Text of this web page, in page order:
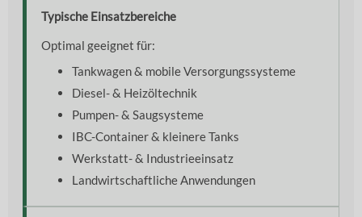
Typische Einsatzbereiche
Optimal geeignet für:
Tankwagen & mobile Versorgungssysteme
Diesel- & Heizöltechnik
Pumpen- & Saugsysteme
IBC-Container & kleinere Tanks
Werkstatt- & Industrieeinsatz
Landwirtschaftliche Anwendungen